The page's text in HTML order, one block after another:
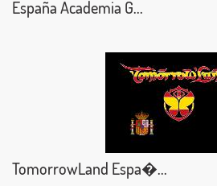
España Academia G...
TomorrowLand Espa�...